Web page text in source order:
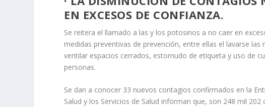
EN EXCESOS DE CONFIANZA.
Se reitera el llamado a las y los potosinos a no caer en
medidas preventivas de prevención, entre ellas el lavarse
ventilar espacios cerrados, estornudo de etiqueta y uso de
personas.
Se dan a conocer 33 nuevos contagios confirmados en la
Salud y los Servicios de Salud informan que, son 248 mil